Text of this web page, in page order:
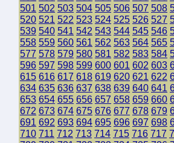
501 502 503 504 505 506 507 508
520 521 522 523 524 525 526 527
539 540 541 542 543 544 545 546
558 559 560 561 562 563 564 565
577 578 579 580 581 582 583 584
596 597 598 599 600 601 602 603
615 616 617 618 619 620 621 622
634 635 636 637 638 639 640 641
653 654 655 656 657 658 659 660
672 673 674 675 676 677 678 679
691 692 693 694 695 696 697 698
710 711 712 713 714 715 716 717